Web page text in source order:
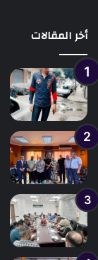
أخر المقالات